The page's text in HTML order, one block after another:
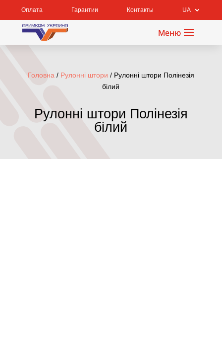
Оплата Гарантии Контакты UA
Головна / Рулонні штори / Рулонні штори Полінезія
білий
Рулонні штори Полінезія
білий